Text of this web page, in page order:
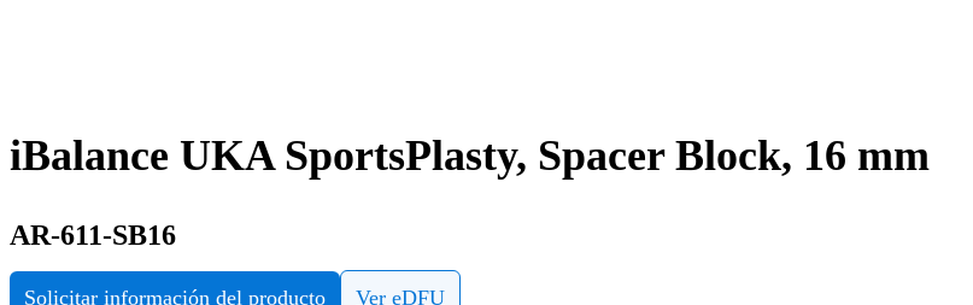
iBalance UKA SportsPlasty, Spacer Block, 16 mm
AR-611-SB16
Solicitar información del producto Ver eDFU